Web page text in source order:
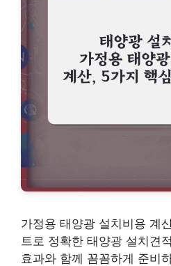
가정용 태양광 설치비용 계
트로 정확한 태양광 설치견
효과와 함께 꼼꼼하게 준비